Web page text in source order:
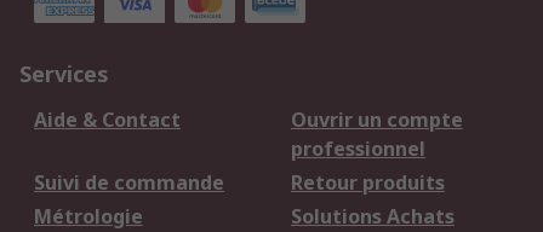
Services
Aide & Contact
Ouvrir un compte
professionnel
Suivi de commande
Retour produits
Métrologie
Solutions Achats